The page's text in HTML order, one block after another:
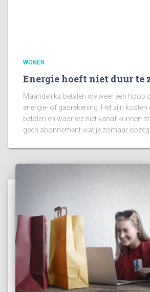
WONEN
Energie hoeft niet duur te
Maandelijks betalen we weer een hoop
energie- of gasrekening. Het zijn kosten
betalen en waar we niet vanaf kunnen
geen abonnement wat je zomaar